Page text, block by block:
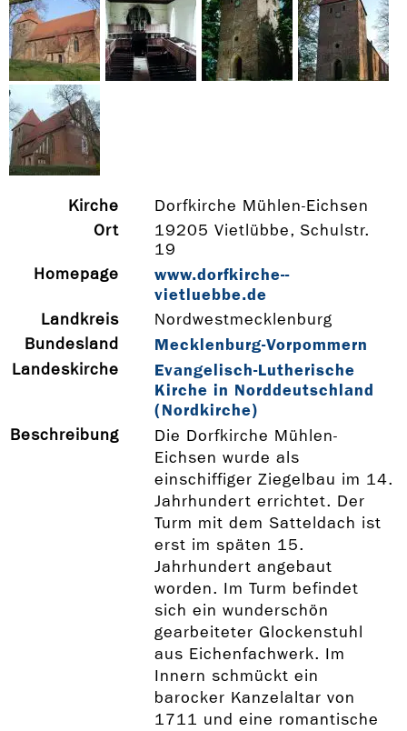
Kirche
Dorfkirche Mühlen-Eichsen
Ort
19205 Vietlübbe, Schulstr.
19
Homepage
www.dorfkirche-­
vietluebbe.de
Landkreis
Nordwestmecklenburg
Bundesland
Mecklenburg-Vorpommern
Landeskirche
Evangelisch-Lutherische
Kirche in Norddeutschland
(Nordkirche)
Beschreibung
Die Dorfkirche Mühlen-
Eichsen wurde als
einschiffiger Ziegelbau im 14.
Jahrhundert errichtet. Der
Turm mit dem Satteldach ist
erst im späten 15.
Jahrhundert angebaut
worden. Im Turm befindet
sich ein wunderschön
gearbeiteter Glockenstuhl
aus Eichenfachwerk. Im
Innern schmückt ein
barocker Kanzelaltar von
1711 und eine romantische